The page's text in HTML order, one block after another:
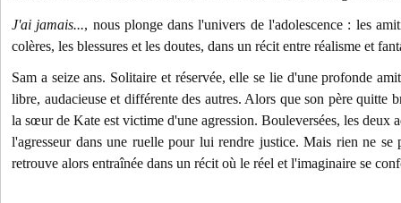
J'ai jamais..., nous plonge dans l'univers de l'adolescence : les
colères, les blessures et les doutes, dans un récit entre réalisme et
Sam a seize ans. Solitaire et réservée, elle se lie d'une profonde
libre, audacieuse et différente des autres. Alors que son père quitte
la sœur de Kate est victime d'une agression. Bouleversées, les deux
l'agresseur dans une ruelle pour lui rendre justice. Mais rien ne se
retrouve alors entraînée dans un récit où le réel et l'imaginaire se